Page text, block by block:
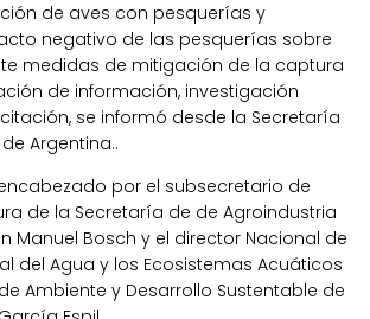
de aves con pesquerías y
negativo de las pesquerías sobre
medidas de mitigación de la captura
de información, investigación
se informó desde la Secretaría
Argentina..
por el subsecretario de
de la Secretaría de de Agroindustria
Manuel Bosch y el director Nacional de
del Agua y los Ecosistemas Acuáticos
Ambiente y Desarrollo Sustentable de